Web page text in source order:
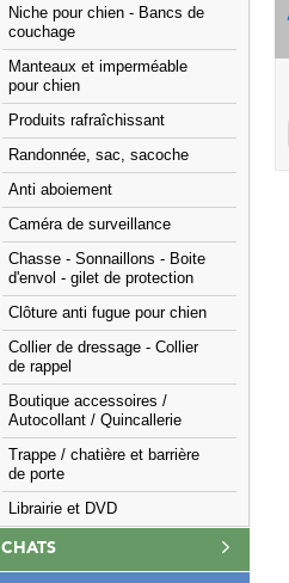
Niche pour chien - Bancs de
couchage
Manteaux et imperméable
pour chien
Produits rafraîchissant
Randonnée, sac, sacoche
Anti aboiement
Caméra de surveillance
Chasse - Sonnaillons - Boite
d'envol - gilet de protection
Clôture anti fugue pour chien
Collier de dressage - Collier
de rappel
Boutique accessoires /
Autocollant / Quincallerie
Trappe / chatière et barrière
de porte
Librairie et DVD
CHATS